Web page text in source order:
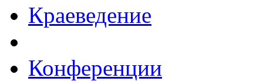
Краеведение
Конференции